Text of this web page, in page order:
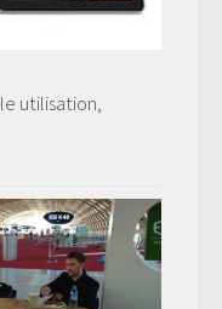
utilisation,